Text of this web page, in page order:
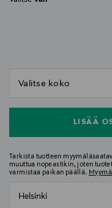
LISÄÄ
Tarkista tuotteen
muuttua nopeastikin, joten
varmistaa paikan päällä.
Helsinki